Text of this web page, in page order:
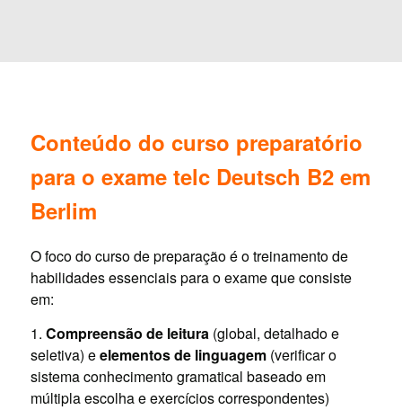
Conteúdo do curso preparatório
para o exame telc Deutsch B2 em
Berlim
O foco do curso de preparação é o treinamento de
habilidades essenciais para o exame que consiste
em:
1. Compreensão de leitura(global, detalhado e
seletiva) eelementos de linguagem(verificar o
sistema conhecimento gramatical baseado em
múltipla escolha e exercícios correspondentes)